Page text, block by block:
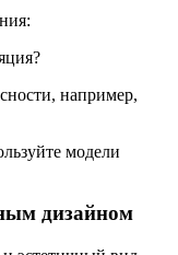
например,
модели
дизайном